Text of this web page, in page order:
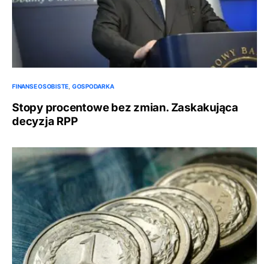
FINANSE OSOBISTE GOSPODARKA
Stopy procentowe bez zmian. Zaskakująca
decyzja RPP